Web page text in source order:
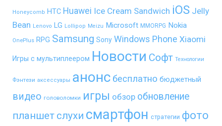
Honeycomb HTC Huawei Ice Cream Sandwich iOS Jelly
Bean Lenovo LG Lollipop Meizu Microsoft MMORPG Nokia
OnePlus RPG Samsung Sony Windows Phone Xiaomi
Игры с мультиплеером Новости Софт Технологии
Фэнтези аксессуары анонс бесплатно бюджетный
видео головоломки игры обзор обновление
планшет слухи смартфон стратегии фото